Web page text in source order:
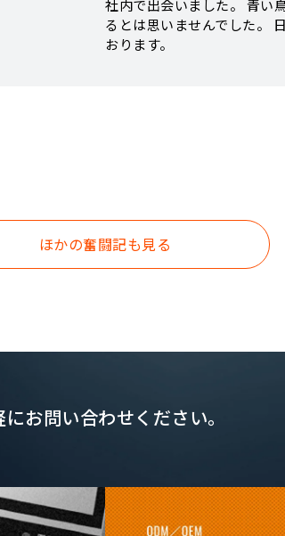
社内で出会いました。 青い
るとは思いませんでした。
おります。
ほかの奮闘記も見る
にお問い合わせください。